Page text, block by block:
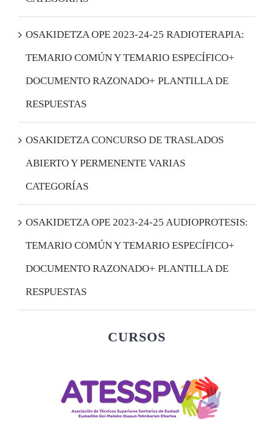
OSAKIDETZA OPE 2023-24-25 RADIOTERAPIA:
TEMARIO COMÚN Y TEMARIO ESPECÍFICO+
DOCUMENTO RAZONADO+ PLANTILLA DE
RESPUESTAS
OSAKIDETZA CONCURSO DE TRASLADOS
ABIERTO Y PERMENENTE VARIAS
CATEGORÍAS
OSAKIDETZA OPE 2023-24-25 AUDIOPROTESIS:
TEMARIO COMÚN Y TEMARIO ESPECÍFICO+
DOCUMENTO RAZONADO+ PLANTILLA DE
RESPUESTAS
CURSOS